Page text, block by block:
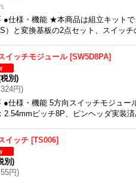
●仕様・機能 ★本商品は組立キット
）と変換基板の2点セット、スイッ
イッチモジュール [SW5D8PA]
別)
324円)
●仕様・機能 5方向スイッチモジュー
2.54mmピッチ8P、ピンヘッダ実装
イッチ [TS006]
別)
55円)